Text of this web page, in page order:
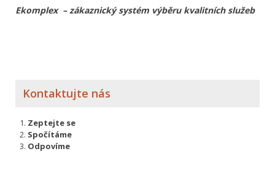
Ekomplex – zákaznický systém výběru kvalitních služeb
Kontaktujte nás
Zeptejte se
Spočítáme
Odpovíme